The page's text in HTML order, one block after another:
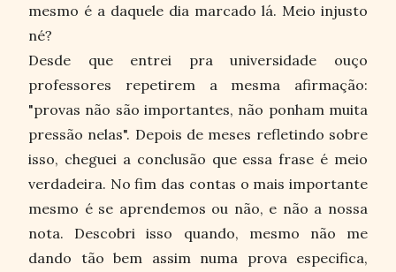
mesmo é a daquele dia marcado lá. Meio injusto
né?
Desde que entrei pra universidade ouço
professores repetirem a mesma afirmação:
"provas não são importantes, não ponham muita
pressão nelas". Depois de meses refletindo sobre
isso, cheguei a conclusão que essa frase é meio
verdadeira. No fim das contas o mais importante
mesmo é se aprendemos ou não, e não a nossa
nota. Descobri isso quando, mesmo não me
dando tão bem assim numa prova especifica,